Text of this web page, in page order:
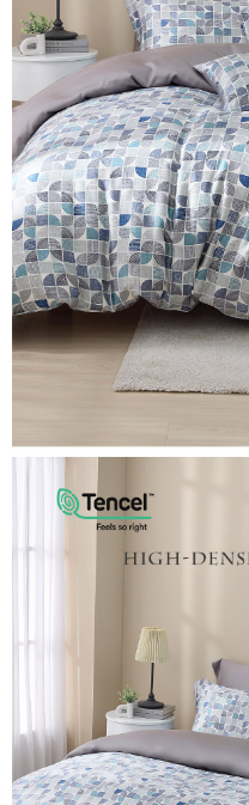
３．未成年的使用者請事先徵得
「AFTEE先享後付」，若未經同
任。
４．使用「AFTEE先享後付」時
時審查核予不同之上限額度；若仍
請求用戶進行身份認證。
５．嚴禁一人註冊多個帳號或使
恩沛科技股份有限公司將有權停